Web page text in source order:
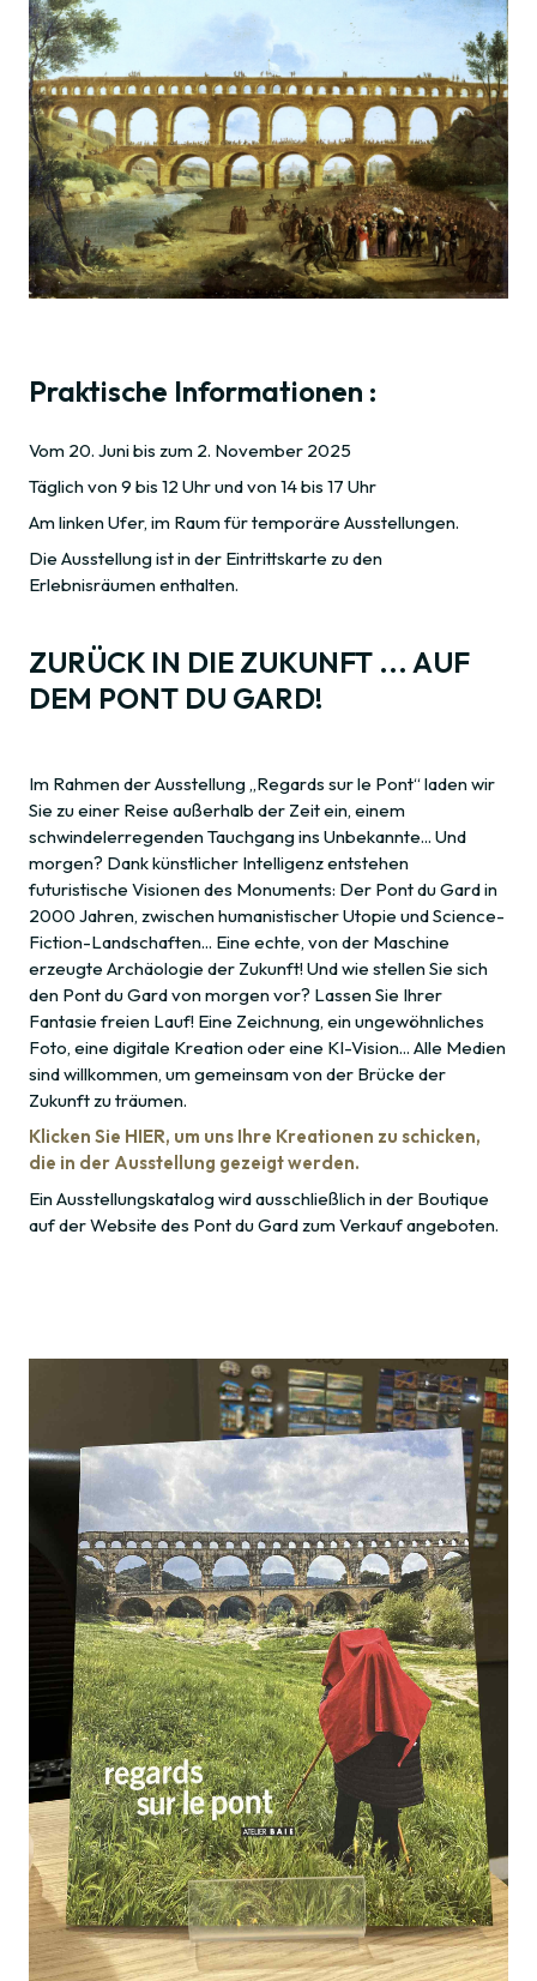
Praktische Informationen :
Vom 20. Juni bis zum 2. November 2025
Täglich von 9 bis 12 Uhr und von 14 bis 17 Uhr
Am linken Ufer, im Raum für temporäre Ausstellungen.
Die Ausstellung ist in der Eintrittskarte zu den
Erlebnisräumen enthalten.
ZURÜCK IN DIE ZUKUNFT ... AUF
DEM PONT DU GARD!
Im Rahmen der Ausstellung „Regards sur le Pont“ laden wir
Sie zu einer Reise außerhalb der Zeit ein, einem
schwindelerregenden Tauchgang ins Unbekannte... Und
morgen? Dank künstlicher Intelligenz entstehen
futuristische Visionen des Monuments: Der Pont du Gard in
2000 Jahren, zwischen humanistischer Utopie und Science-
Fiction-Landschaften... Eine echte, von der Maschine
erzeugte Archäologie der Zukunft! Und wie stellen Sie sich
den Pont du Gard von morgen vor? Lassen Sie Ihrer
Fantasie freien Lauf! Eine Zeichnung, ein ungewöhnliches
Foto, eine digitale Kreation oder eine KI-Vision... Alle Medien
sind willkommen, um gemeinsam von der Brücke der
Zukunft zu träumen.
Klicken Sie HIER, um uns Ihre Kreationen zu schicken,
die in der Ausstellung gezeigt werden.
Ein Ausstellungskatalog wird ausschließlich in der Boutique
auf der Website des Pont du Gard zum Verkauf angeboten.